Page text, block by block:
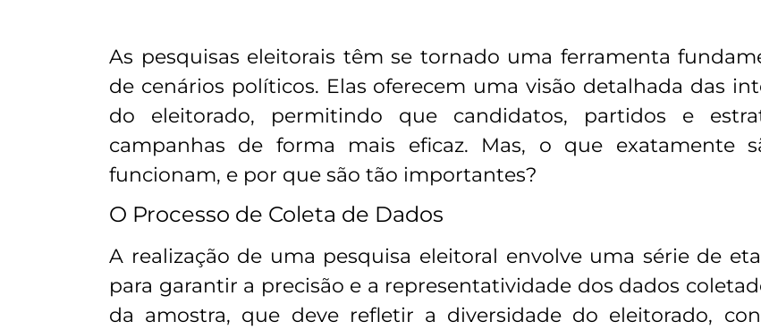
As pesquisas eleitorais têm se tornado uma ferramenta
de cenários políticos. Elas oferecem uma visão detalhada das
do eleitorado, permitindo que candidatos, partidos e
campanhas de forma mais eficaz. Mas, o que exatamente
funcionam, e por que são tão importantes?
O Processo de Coleta de Dados
A realização de uma pesquisa eleitoral envolve uma série de
para garantir a precisão e a representatividade dos dados
da amostra, que deve refletir a diversidade do eleitorado,